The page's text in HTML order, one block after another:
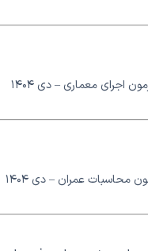
اجرای معماری – دی ۱۴۰۴
محاسبات عمران – دی ۱۴۰۴